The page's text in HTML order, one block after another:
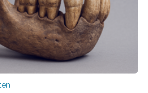
„Wir konnten die Tremore
sondern ihren Ort in…